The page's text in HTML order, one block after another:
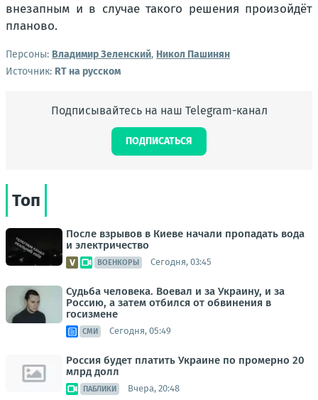
внезапным и в случае такого решения произойдёт
планово.
Персоны: Владимир Зеленский, Никол Пашинян
Источник: RT на русском
Подписывайтесь на наш Telegram-канал
ПОДПИСАТЬСЯ
Топ
После взрывов в Киеве начали пропадать вода
и электричество
ВОЕНКОРЫ Сегодня, 03:45
Судьба человека. Воевал и за Украину, и за
Россию, а затем отбился от обвинения в
госизмене
СМИ Сегодня, 05:49
Россия будет платить Украине по промерно 20
млрд долл
ПАБЛИКИ Вчера, 20:48